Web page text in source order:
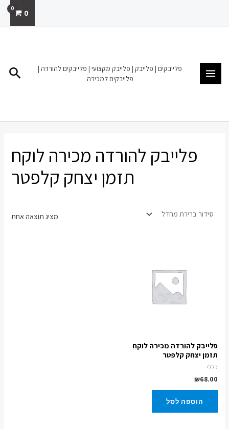
0
פלייבקים | פלייבק | פלייבק מקצועי | פלייבקים להורדה |
פלייבקים למכירה
פלייבק להורדה מכירה לוקח
תזמן יצחק קלפטר
מציג תוצאה אחת
פלייבק להורדה מכירה לוקח
תזמן יצחק קלפטר
כללי
₪68.00
הוספה לסל